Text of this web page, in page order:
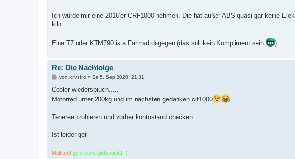
a
Ich würde mir eine 2016‘er CRF1000 nehmen. Die hat außer ABS quasi gar keine
kilo.
Eine T7 oder KTM790 is a Fahrrad dagegen (das soll kein Kompliment sein )
Re: Die Nachfolge
B
i
r
von xrvsiro» Sa 5. Sep 2020, 21:31
Cooler wiederspruch.....
Motorrad unter 200kg und im nächsten gedanken crf1000
Teneree probieren und vorher kontostand checken.
Ist leider geil
Multitool-geht nicht gibts nicht!:-)